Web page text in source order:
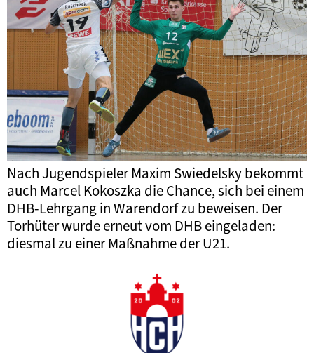
Nach Jugendspieler Maxim Swiedelsky bekommt
auch Marcel Kokoszka die Chance, sich bei einem
DHB-Lehrgang in Warendorf zu beweisen. Der
Torhüter wurde erneut vom DHB eingeladen:
diesmal zu einer Maßnahme der U21.